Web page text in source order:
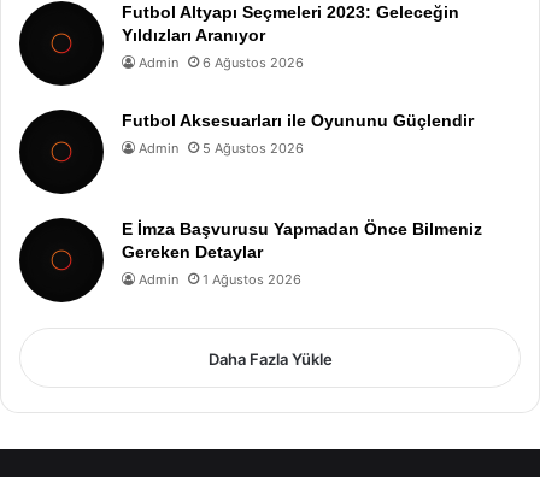
Futbol Altyapı Seçmeleri 2023: Geleceğin
Yıldızları Aranıyor
Admin 6 Ağustos 2026
Futbol Aksesuarları ile Oyununu Güçlendir
Admin 5 Ağustos 2026
E İmza Başvurusu Yapmadan Önce Bilmeniz
Gereken Detaylar
Admin 1 Ağustos 2026
Daha Fazla Yükle